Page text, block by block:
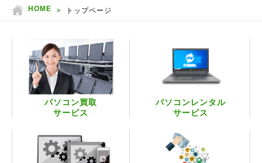
HOME トップページ
パソコン買取
サービス
パソコンレンタル
サービス